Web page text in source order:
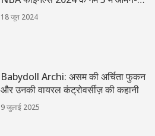
सामने: देखें कैसे
18 जून 2024
Babydoll Archi: असम की अर्चिता फुकन
और उनकी वायरल कंट्रोवर्सीज़ की कहानी
9 जुलाई 2025